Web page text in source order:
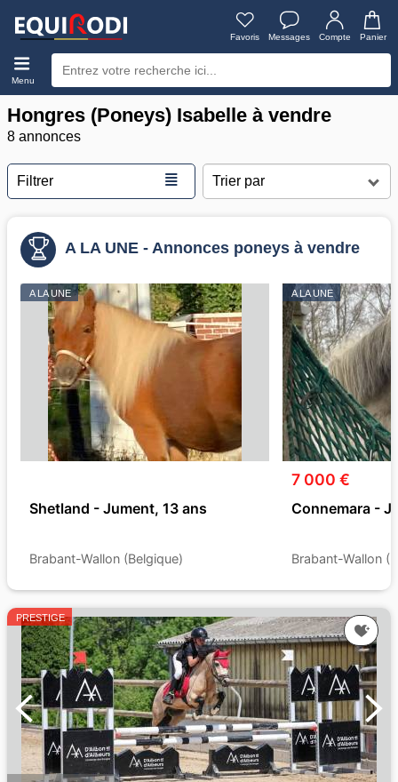
Favoris Messages Compte Panier
Menu
Hongres (Poneys) Isabelle à vendre
8 annonces
Filtrer ≣
A LA UNE - Annonces poneys à vendre
A LA UNE
Shetland - Jument, 13 ans
Brabant-Wallon (Belgique)
A LA UNE
7 000 €
Connemara -
Brabant-Wallon
PRESTIGE